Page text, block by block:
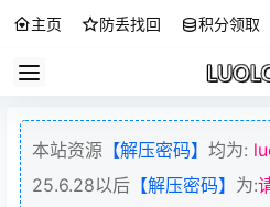
主页 防丢找回 积分领取
本站资源 【解压密码】 均为:
25.6.28以后 【解压密码】 为: